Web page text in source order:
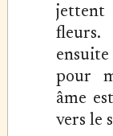
jettent
fleurs.
pour
âme
vers le